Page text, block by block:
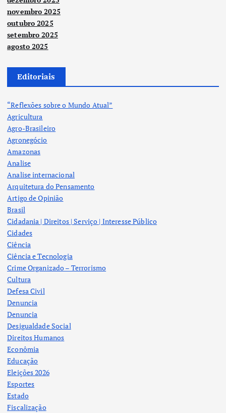
novembro 2025
outubro 2025
setembro 2025
agosto 2025
Editoriais
“Reflexões sobre o Mundo Atual”
Agricultura
Agro-Brasileiro
Agronegócio
Amazonas
Analise
Analise internacional
Arquitetura do Pensamento
Artigo de Opinião
Brasil
Cidadania | Direitos | Serviço | Interesse Público
Cidades
Ciência
Ciência e Tecnologia
Crime Organizado – Terrorismo
Cultura
Defesa Civil
Denuncia
Denuncia
Desigualdade Social
Direitos Humanos
Econômia
Educação
Eleições 2026
Esportes
Estado
Fiscalização